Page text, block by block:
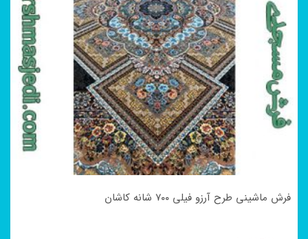
مختلفی
باشد.
گزینه
ها
صفحه
فرش ماشینی طرح آرزو فیلی ۷۰۰ شانه کاشان